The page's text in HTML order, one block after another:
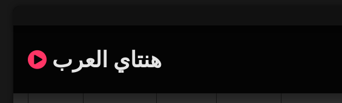
هنتاي العرب